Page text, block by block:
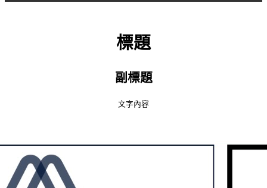
標題
副標題
文字內容